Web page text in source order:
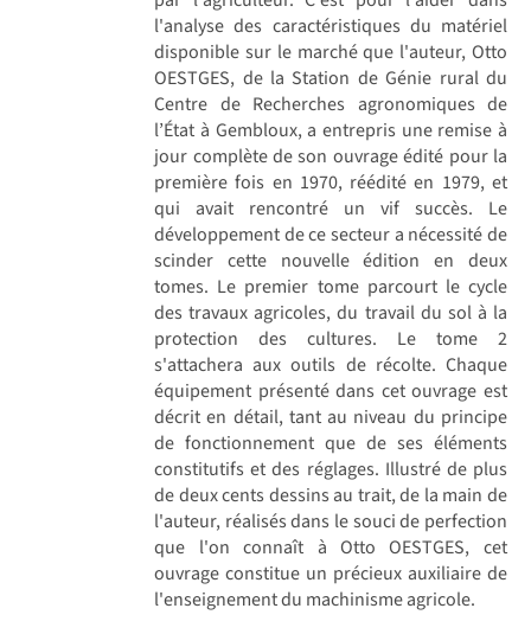
l'analyse des caractéristiques du matériel
disponible sur le marché que l'auteur, Otto
OESTGES, de la Station de Génie rural du
Centre de Recherches agronomiques de
l’État à Gembloux, a entrepris une remise à
jour complète de son ouvrage édité pour la
première fois en 1970, réédité en 1979, et
qui avait rencontré un vif succès. Le
développement de ce secteur a nécessité de
scinder cette nouvelle édition en deux
tomes. Le premier tome parcourt le cycle
des travaux agricoles, du travail du sol à la
protection des cultures. Le tome 2
s'attachera aux outils de récolte. Chaque
équipement présenté dans cet ouvrage est
décrit en détail, tant au niveau du principe
de fonctionnement que de ses éléments
constitutifs et des réglages. Illustré de plus
de deux cents dessins au trait, de la main de
l'auteur, réalisés dans le souci de perfection
que l'on connaît à Otto OESTGES, cet
ouvrage constitue un précieux auxiliaire de
l'enseignement du machinisme agricole.